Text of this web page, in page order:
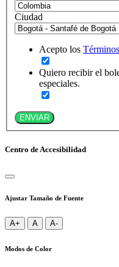
Ciudad
Acepto los
Quiero recibir el
especiales.
ENVIAR
Centro de Accesibilidad
Ajustar Tamaño de Fuente
A+ A A-
Modos de Color